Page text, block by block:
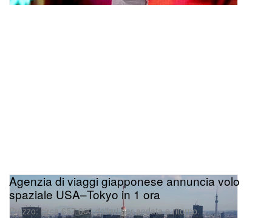
Agenzia di viaggi giapponese annuncia volo
spaziale USA–Tokyo in 1 ora
Prezzo: circa 657.000 dollari per andata e ritorno.